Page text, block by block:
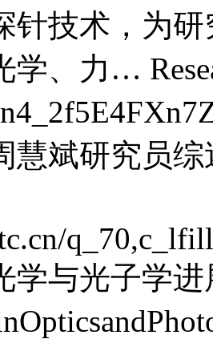
针技术，为
学、力…
慧斌研究员
学与光子学进